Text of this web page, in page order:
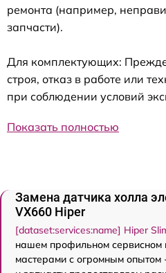
ремонта (например,
запчасти).
Для комплектующих:
строя, отказ в работе или
при соблюдении условий
Показать полностью
Замена датчика холла
VX660 Hiper
[dataset:services:name] Hiper
нашем профильном сервисном
мастерами с огромным опытом